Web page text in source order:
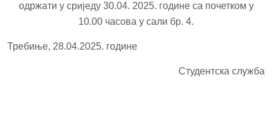
одржати у сриједу 30.04. 2025. године са почетком у
10.00 часова у сали бр. 4.
Требиње, 28.04.2025. године
Студентска служба